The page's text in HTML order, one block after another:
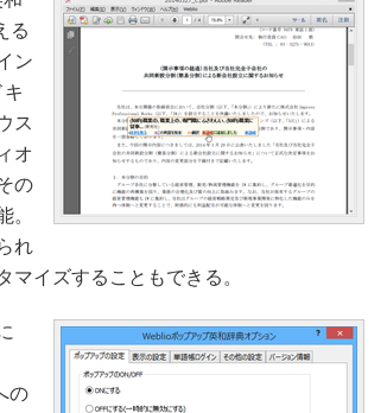
る
ン
ス
オ
の
。
れ
マイズすることもできる。
の